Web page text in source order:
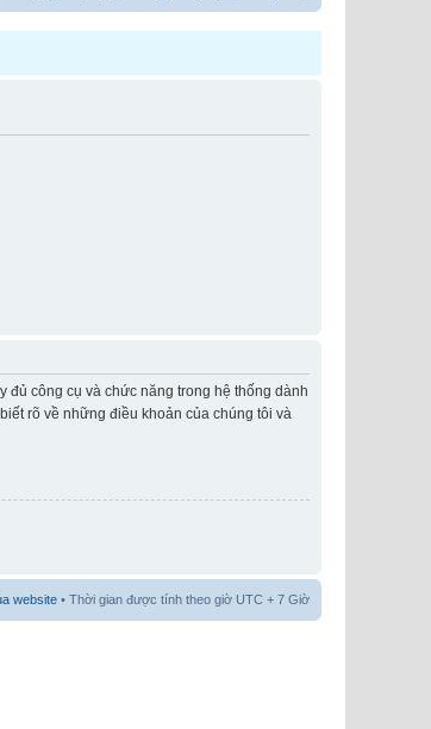
đủ công cụ và chức năng trong hệ thống dành
rõ về những điều khoản của chúng tôi và
website • Thời gian được tính theo giờ UTC + 7 Giờ